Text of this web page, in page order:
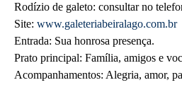
Rodízio de galeto: consultar no
Site: www.galeteriabeiralago.com.br
Entrada: Sua honrosa presença.
Prato principal: Família, amigos e
Acompanhamentos: Alegria, amor,